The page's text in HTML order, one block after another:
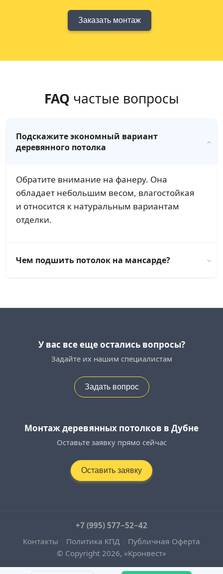
Заказать монтаж
FAQ частые вопросы
Подскажите экономный вариант
деревянного потолка
Обратите внимание на фанеру. Она
обладает небольшим весом, влагостойкая
и относится к натуральным вариантам
отделки.
Чем подшить потолок на мансарде?
У вас все еще остались вопросы?
Задайте их нашим специалистам
Задать вопрос
Монтаж деревянных потолков в Дубне
Оставьте заявку прямо сейчас
Оставить заявку
© Copyright 2026, «Кронвест»
+7 (995) 577−52−42
Контакты
Политика КПД Публичная Оферта